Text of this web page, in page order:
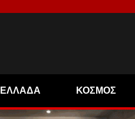
ΕΛΛΑΔΑ ΚΟΣΜΟΣ